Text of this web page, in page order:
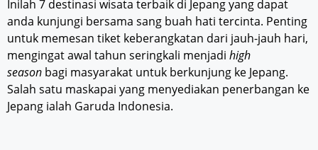
Inilah 7 destinasi wisata terbaik di Jepang yang dapat
anda kunjungi bersama sang buah hati tercinta. Penting
untuk memesan tiket keberangkatan dari jauh-jauh hari,
mengingat awal tahun seringkali menjadi high
season bagi masyarakat untuk berkunjung ke Jepang.
Salah satu maskapai yang menyediakan penerbangan ke
Jepang ialah Garuda Indonesia.